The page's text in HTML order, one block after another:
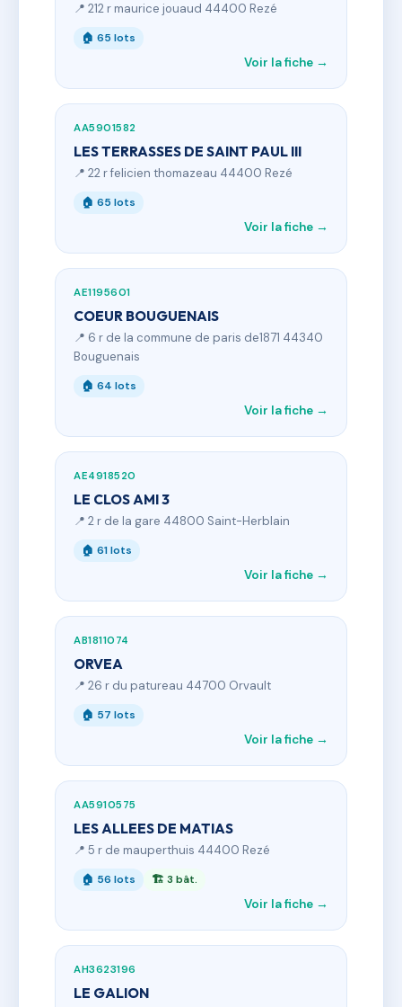
📍 212 r maurice jouaud 44400 Rezé
🏠 65 lots
Voir la fiche →
AA5901582
LES TERRASSES DE SAINT PAUL III
📍 22 r felicien thomazeau 44400 Rezé
🏠 65 lots
Voir la fiche →
AE1195601
COEUR BOUGUENAIS
📍 6 r de la commune de paris de1871 44340
Bouguenais
🏠 64 lots
Voir la fiche →
AE4918520
LE CLOS AMI 3
📍 2 r de la gare 44800 Saint-Herblain
🏠 61 lots
Voir la fiche →
AB1811074
ORVEA
📍 26 r du patureau 44700 Orvault
🏠 57 lots
Voir la fiche →
AA5910575
LES ALLEES DE MATIAS
📍 5 r de mauperthuis 44400 Rezé
🏠 56 lots 🏗 3 bât.
Voir la fiche →
AH3623196
LE GALION